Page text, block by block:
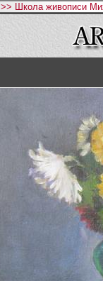
>> Школа живописи